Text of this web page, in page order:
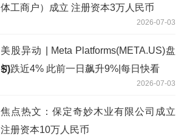
体工商户）成立 注册资本3万人民币
2026-07-03
美股异动 | Meta Platforms(META.US)盘
初跌近4% 此前一日飙升9%|每日快看
2026-07-03
焦点热文：保定奇妙木业有限公司成立
注册资本10万人民币